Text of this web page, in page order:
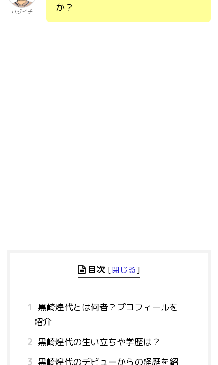
ハジイチ
か？
目次 [閉じる]
1
黒崎煌代とは何者？プロフィールを
紹介
2 黒崎煌代の生い立ちや学歴は？
3 黒崎煌代のデビューからの経歴を紹